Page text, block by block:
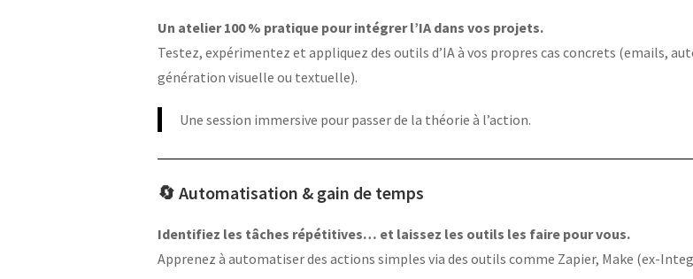
Un atelier 100 % pratique pour intégrer l’IA dans vos projets.
Testez, expérimentez et appliquez des outils d’IA à vos propres cas concrets (emails,
génération visuelle ou textuelle).
Une session immersive pour passer de la théorie à l’action.
🔄 Automatisation & gain de temps
Identifiez les tâches répétitives… et laissez les outils les faire pour vous.
Apprenez à automatiser des actions simples via des outils comme Zapier, Make (ex-